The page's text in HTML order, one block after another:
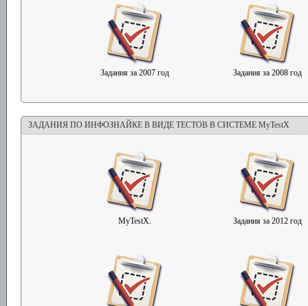
Задания за 2007 год Задания за 2008 год
ЗАДАНИЯ ПО ИНФОЗНАЙКЕ В ВИДЕ ТЕСТОВ В СИСТЕМЕ MyTestX
MyTestX. Задания за 2012 год